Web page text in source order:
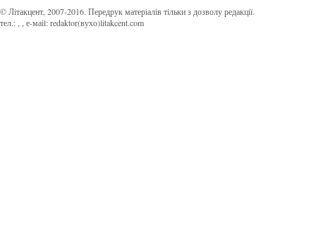
© Літакцент, 2007-2016. Передрук матеріалів тільки з дозволу редакції.
тел.:
, е-маіl:redaktor(вухо)litakcent.com